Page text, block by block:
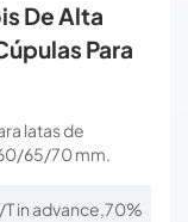
De Alta
Para
latas de
65/70 mm.
in advance,70%